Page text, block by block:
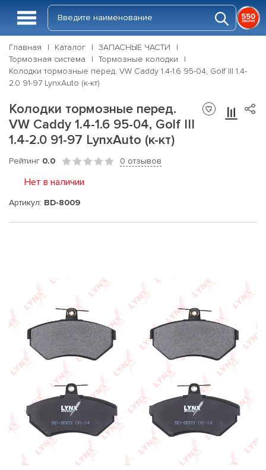
Главная Каталог
ЗАПАСНЫЕ ЧАСТИ
Тормозная система
Тормозные колодки
Колодки тормозные перед. VW Caddy 1.4-1.6 95-04, Golf III 1.4-
2.0 91-97 LynxAuto (к-кт)
Колодки тормозные перед.
VW Caddy 1.4-1.6 95-04, Golf III
1.4-2.0 91-97 LynxAuto (к-кт)
Рейтинг 0.0 0 отзывов
Нет в наличии
Артикул: BD-8009